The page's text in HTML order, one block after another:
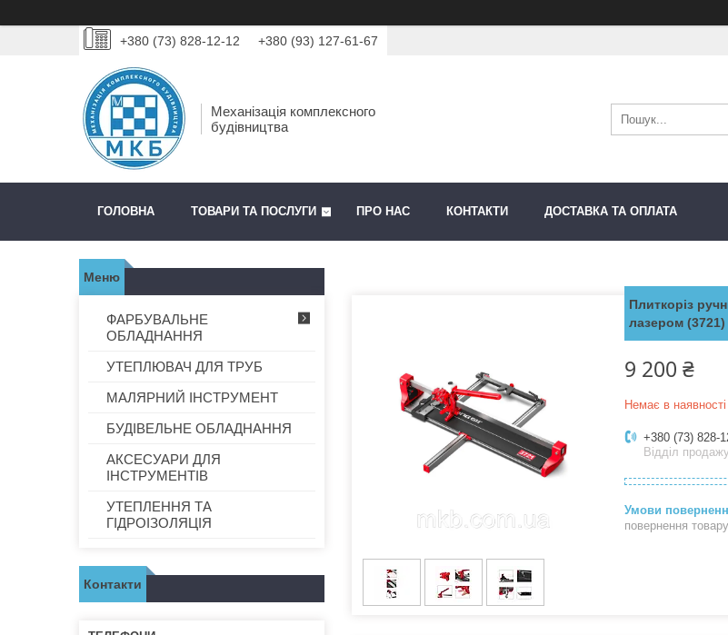
+380 (73) 828-12-12 +380 (93) 127-61-67
Механізація комплексного
будівництва
ГОЛОВНА ТОВАРИ ТА ПОСЛУГИ ПРО НАС КОНТАКТИ ДОСТАВКА ТА ОПЛАТА
Плиткоріз
лазером (3721)
9 200 ₴
Немає в наявності
+380 (73) 828-
Відділ продажу
повернення
ФАРБУВАЛЬНЕ
ОБЛАДНАННЯ
УТЕПЛЮВАЧ ДЛЯ ТРУБ
МАЛЯРНИЙ ІНСТРУМЕНТ
БУДІВЕЛЬНЕ ОБЛАДНАННЯ
АКСЕСУАРИ ДЛЯ
ІНСТРУМЕНТІВ
УТЕПЛЕННЯ ТА
ГІДРОІЗОЛЯЦІЯ
Контакти